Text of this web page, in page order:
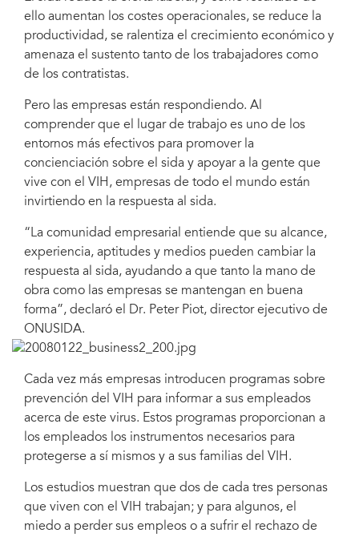
ello aumentan los costes operacionales, se reduce la
productividad, se ralentiza el crecimiento económico y
amenaza el sustento tanto de los trabajadores como
de los contratistas.
Pero las empresas están respondiendo. Al
comprender que el lugar de trabajo es uno de los
entornos más efectivos para promover la
concienciación sobre el sida y apoyar a la gente que
vive con el VIH, empresas de todo el mundo están
invirtiendo en la respuesta al sida.
“La comunidad empresarial entiende que su alcance,
experiencia, aptitudes y medios pueden cambiar la
respuesta al sida, ayudando a que tanto la mano de
obra como las empresas se mantengan en buena
forma”, declaró el Dr. Peter Piot, director ejecutivo de
ONUSIDA.
Cada vez más empresas introducen programas sobre
prevención del VIH para informar a sus empleados
acerca de este virus. Estos programas proporcionan a
los empleados los instrumentos necesarios para
protegerse a sí mismos y a sus familias del VIH.
Los estudios muestran que dos de cada tres personas
que viven con el VIH trabajan; y para algunos, el
miedo a perder sus empleos o a sufrir el rechazo de